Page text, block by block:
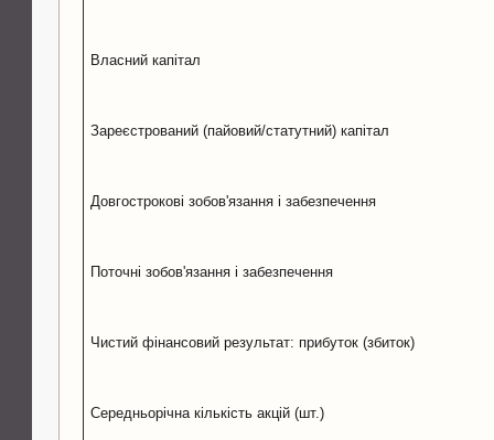
Власний капітал
Зареєстрований (пайовий/статутний) капітал
Довгострокові зобов'язання і забезпечення
Поточні зобов'язання і забезпечення
Чистий фінансовий результат: прибуток (збиток)
Середньорічна кількість акцій (шт.)